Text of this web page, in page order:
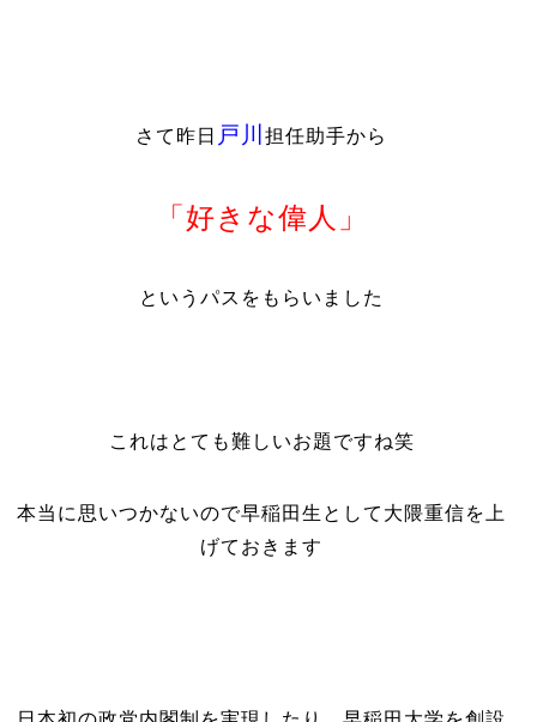
さて昨日 戸川担任助手から
「好きな偉人」
というパスをもらいました
これはとても難しいお題ですね笑
本当に思いつかないので早稲田生として大隈重信を上
げておきます